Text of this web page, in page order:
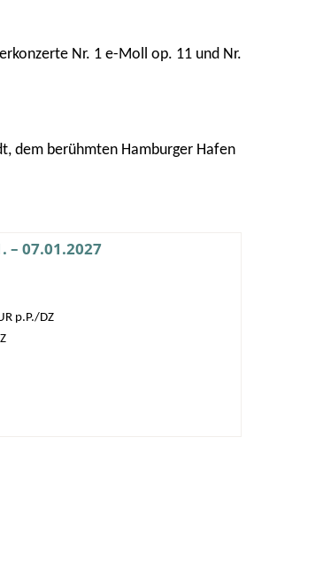
Nr. 1 e-Moll op. 11 und Nr.
dem berühmten Hamburger Hafen
– 07.01.2027
p.P./DZ